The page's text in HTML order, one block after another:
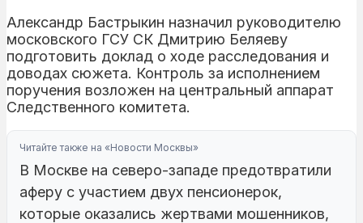
Александр Бастрыкин назначил руководителю
московского ГСУ СК Дмитрию Беляеву
подготовить доклад о ходе расследования и
доводах сюжета. Контроль за исполнением
поручения возложен на центральный аппарат
Следственного комитета.
Читайте также на «Новости Москвы»
В Москве на северо-западе предотвратили
аферу с участием двух пенсионерок,
которые оказались жертвами мошенников,